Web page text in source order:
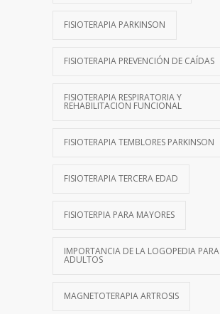
FISIOTERAPIA PARKINSON
FISIOTERAPIA PREVENCIÓN DE CAÍDAS
FISIOTERAPIA RESPIRATORIA Y
REHABILITACION FUNCIONAL
FISIOTERAPIA TEMBLORES PARKINSON
FISIOTERAPIA TERCERA EDAD
FISIOTERPIA PARA MAYORES
IMPORTANCIA DE LA LOGOPEDIA PARA
ADULTOS
MAGNETOTERAPIA ARTROSIS